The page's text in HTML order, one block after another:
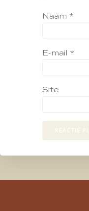
Naam *
E-mail *
Site